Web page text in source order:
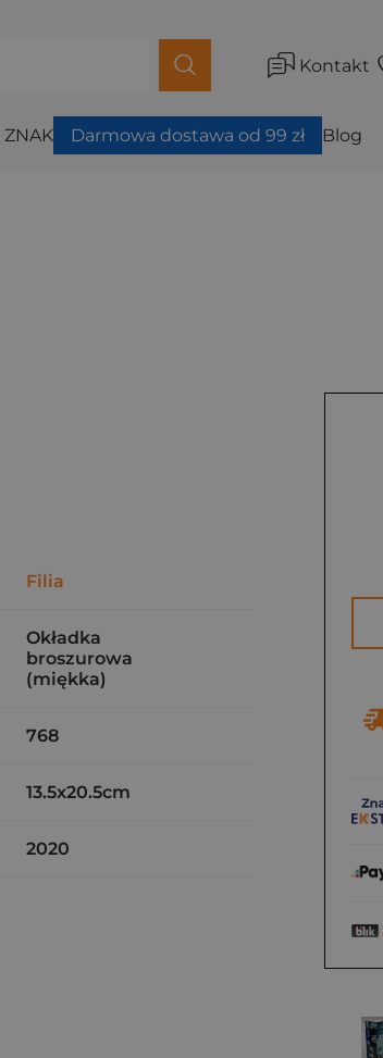
Kontakt
ZNAK Darmowa dostawa od 99 zł Blog
Filia
Okładka
broszurowa
(miękka)
768
13.5x20.5cm
2020